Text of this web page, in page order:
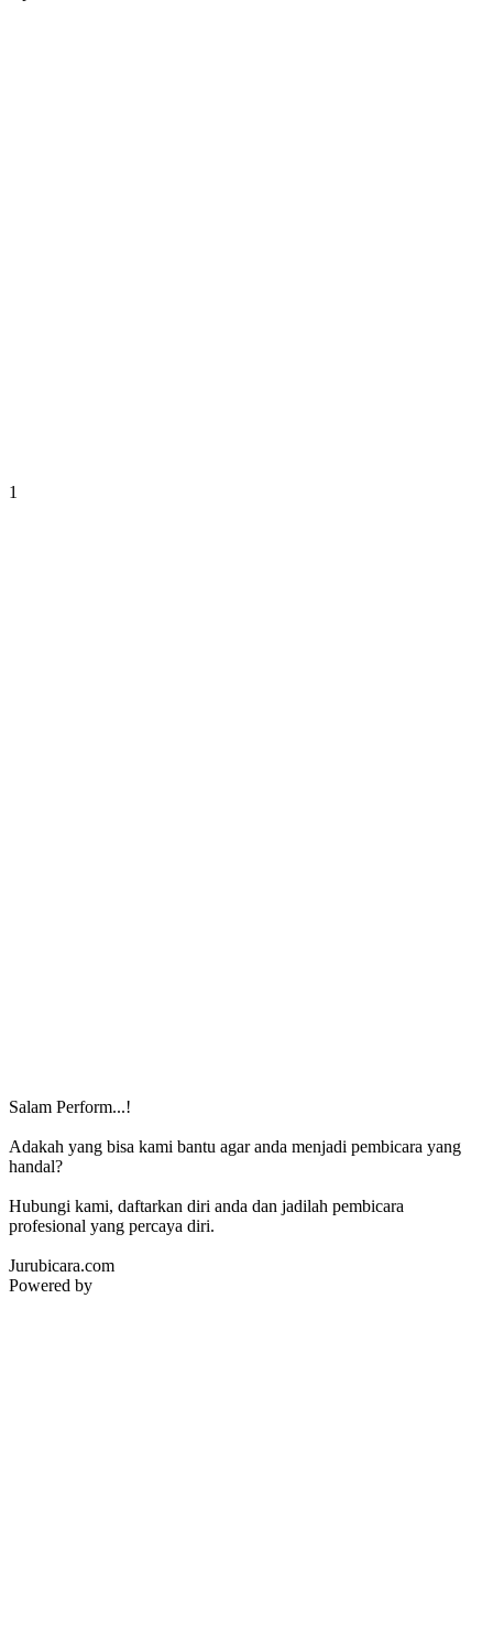
1
Salam Perform...!
Adakah yang bisa kami bantu agar anda menjadi pembicara yang
handal?
Hubungi kami, daftarkan diri anda dan jadilah pembicara
profesional yang percaya diri.
Jurubicara.com
Powered by